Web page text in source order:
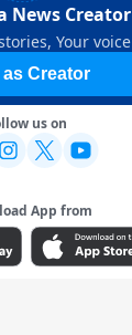
News Creator
Your voice
Creator
us on
App from